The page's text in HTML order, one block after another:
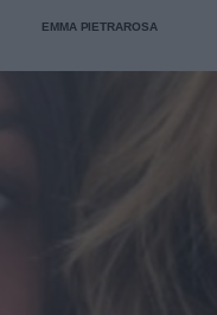
EMMA PIETRAROSA